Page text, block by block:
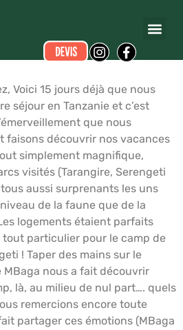
a écrit ce commentaire.
02/07/2014 au 10/07/2014
Voici 15 jours déjà que nous
séjour en Tanzanie et c’est
que nous
faisons découvrir nos vacances
simplement magnifique,
visités (Tarangire, Serengeti
aussi surprenants les uns
de la faune que de la
logements étaient parfaits
particulier pour le camp de
! Taper des mains sur le
nous a fait découvrir
là, au milieu de nul part…. quels
remercions encore toute
partager ces émotions (MBaga